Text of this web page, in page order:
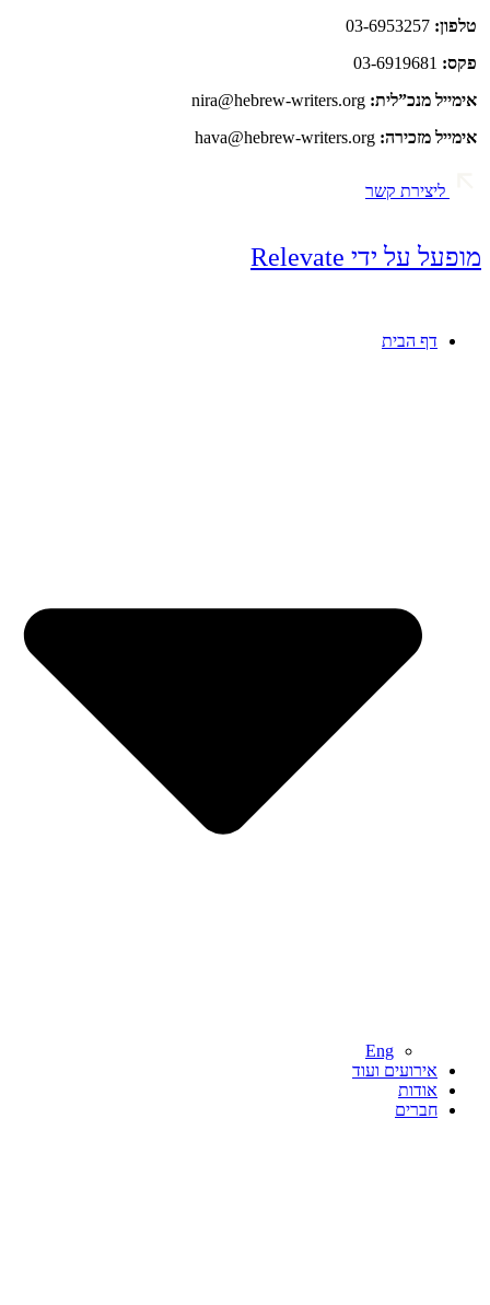
טלפון:
פקס:
אימייל מנכ”לית:
אימייל מזכירה: hava@hebrew-writers.org
ליצירת קשר
מופעל על ידי Relevate
דף הבית
Eng
אירועים ועוד
אודות
חברים